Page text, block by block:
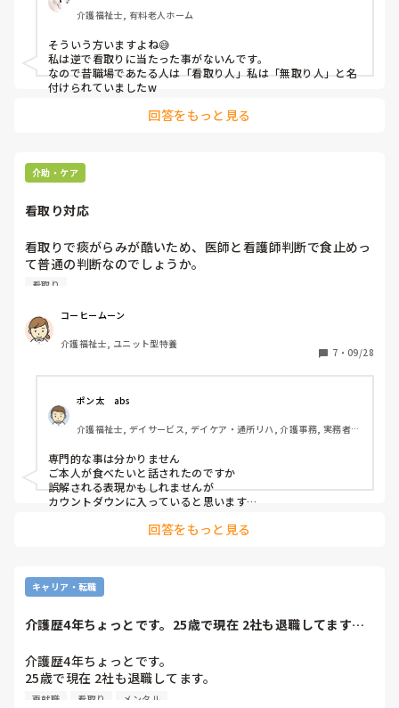
介護福祉士, 有料老人ホーム
そういう方いますよね😅
私は逆で看取りに当たった事がないんです。
なので昔職場であたる人は「看取り人」私は「無取り人」と名
付けられていましたw
回答をもっと見る
介助・ケア
看取り対応
看取りで痰がらみが酷いため、医師と看護師判断で食止めっ
て普通の判断なのでしょうか。
まだ、食べられるかもしれないのに、極端な判断を下され
あるのに、やめるのはどうなんでしょうか
看取り
コーヒームーン
介護福祉士, ユニット型特養
7 ・ 09/28
ポン太　abs
介護福祉士, デイサービス, デイケア・通所リハ, 介護事務, 実務者研
専門的な事は分かりません
ご本人が食べたいと話されたのですか
誤解される表現かもしれませんが
カウントダウンに入っていると思います
本人や家族のお気持ちもあると思います
最期は点滴のみでした
私は安らかに最期を迎えて、間違いでは無かったと思ってます
回答をもっと見る
キャリア・転職
介護歴4年ちょっとです。25歳で現在 2社も退職してます。1
介護歴4年ちょっとです。
25歳で現在 2社も退職してます。
1社目は看取りの件数が多すぎて それに耐える
再就職 看取り メンタル